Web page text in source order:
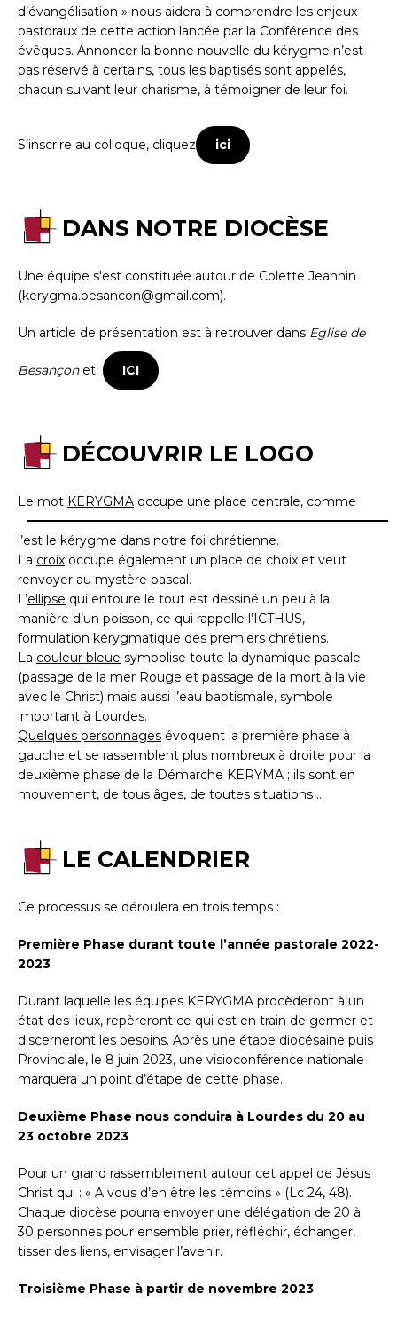
d’évangélisation » nous aidera à comprendre les enjeux
pastoraux de cette action lancée par la Conférence des
évêques. Annoncer la bonne nouvelle du kérygme n’est
pas réservé à certains, tous les baptisés sont appelés,
chacun suivant leur charisme, à témoigner de leur foi.
S’inscrire au colloque, cliquez ici
DANS NOTRE DIOCÈSE
Une équipe s'est constituée autour de Colette Jeannin
(kerygma.besancon@gmail.com).
Un article de présentation est à retrouver dans Eglise de
Besançonet ICI
DÉCOUVRIR LE LOGO
Le mot KERYGMA occupe une place centrale, comme
l’est le kérygme dans notre foi chrétienne.
La croix occupe également un place de choix et veut
renvoyer au mystère pascal.
L’ellipse qui entoure le tout est dessiné un peu à la
manière d’un poisson, ce qui rappelle l’ICTHUS,
formulation kérygmatique des premiers chrétiens.
La couleur bleue symbolise toute la dynamique pascale
(passage de la mer Rouge et passage de la mort à la vie
avec le Christ) mais aussi l’eau baptismale, symbole
important à Lourdes.
Quelques personnages évoquent la première phase à
gauche et se rassemblent plus nombreux à droite pour la
deuxième phase de la Démarche KERYMA ; ils sont en
mouvement, de tous âges, de toutes situations …
LE CALENDRIER
Ce processus se déroulera en trois temps :
Première Phase durant toute l’année pastorale 2022-
2023
Durant laquelle les équipes KERYGMA procèderont à un
état des lieux, repèreront ce qui est en train de germer et
discerneront les besoins. Après une étape diocésaine puis
Provinciale, le 8 juin 2023, une visioconférence nationale
marquera un point d’étape de cette phase.
Deuxième Phase nous conduira à Lourdes du 20 au
23 octobre 2023
Pour un grand rassemblement autour cet appel de Jésus
Christ qui : « A vous d’en être les témoins » (Lc 24, 48).
Chaque diocèse pourra envoyer une délégation de 20 à
30 personnes pour ensemble prier, réfléchir, échanger,
tisser des liens, envisager l’avenir.
Troisième Phase à partir de novembre 2023